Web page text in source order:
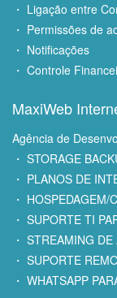
・ Ligação entre
・ Permissões de
・ Notificações
・ Controle
MaxiWeb
Agência de
・ STORAGE
・ PLANOS DE
・
・ SUPORTE TI
・ STREAMING
・ SUPORTE
・ WHATSAPP